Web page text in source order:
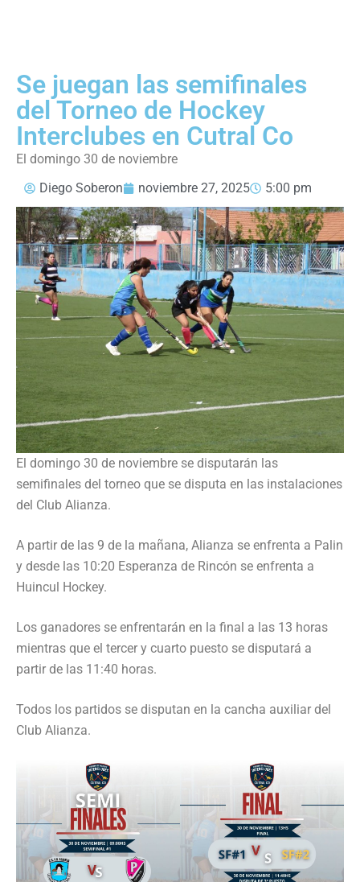
Se juegan las semifinales
del Torneo de Hockey
Interclubes en Cutral Co
El domingo 30 de noviembre
Diego Soberon
noviembre 27, 2025 5:00 pm
El domingo 30 de noviembre se disputarán las
semifinales del torneo que se disputa en las instalaciones
del Club Alianza.
A partir de las 9 de la mañana, Alianza se enfrenta a Palin
y desde las 10:20 Esperanza de Rincón se enfrenta a
Huincul Hockey.
Los ganadores se enfrentarán en la final a las 13 horas
mientras que el tercer y cuarto puesto se disputará a
partir de las 11:40 horas.
Todos los partidos se disputan en la cancha auxiliar del
Club Alianza.